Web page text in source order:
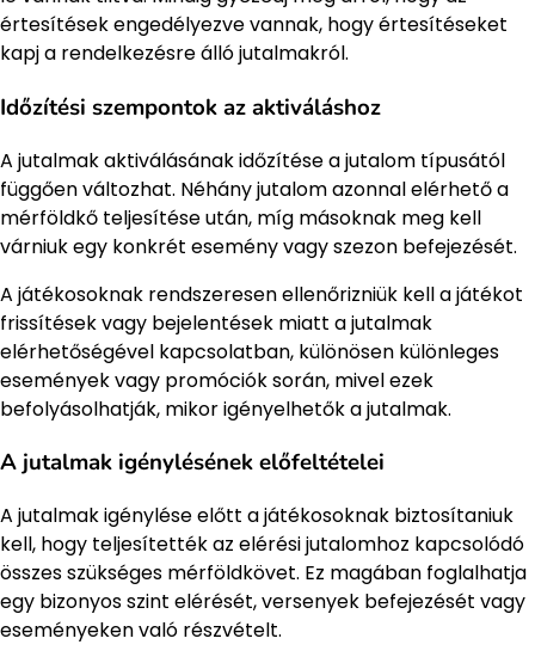
értesítések engedélyezve vannak, hogy értesítéseket
kapj a rendelkezésre álló jutalmakról.
Időzítési szempontok az aktiváláshoz
A jutalmak aktiválásának időzítése a jutalom típusától
függően változhat. Néhány jutalom azonnal elérhető a
mérföldkő teljesítése után, míg másoknak meg kell
várniuk egy konkrét esemény vagy szezon befejezését.
A játékosoknak rendszeresen ellenőrizniük kell a játékot
frissítések vagy bejelentések miatt a jutalmak
elérhetőségével kapcsolatban, különösen különleges
események vagy promóciók során, mivel ezek
befolyásolhatják, mikor igényelhetők a jutalmak.
A jutalmak igénylésének előfeltételei
A jutalmak igénylése előtt a játékosoknak biztosítaniuk
kell, hogy teljesítették az elérési jutalomhoz kapcsolódó
összes szükséges mérföldkövet. Ez magában foglalhatja
egy bizonyos szint elérését, versenyek befejezését vagy
eseményeken való részvételt.